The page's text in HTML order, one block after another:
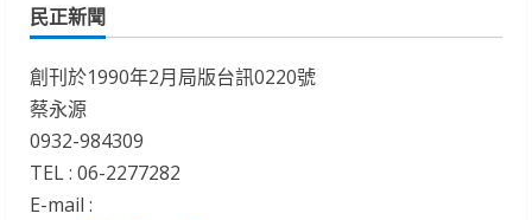
民正新聞
創刊於1990年2月局版台訊0220號
蔡永源
0932-984309
TEL : 06-2277282
E-mail :